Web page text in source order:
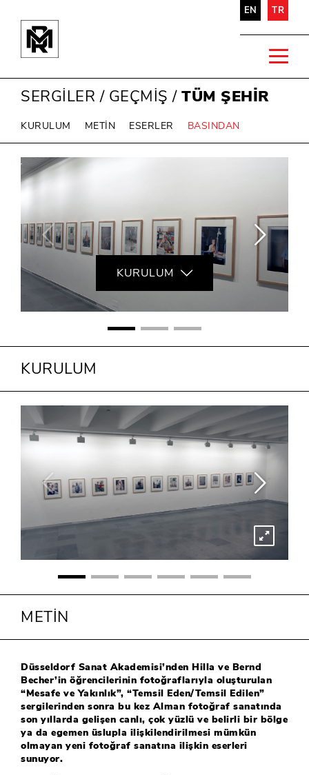
EN TR
SERGİLER / GEÇMİŞ / TÜM ŞEHİR
KURULUM METİN ESERLER BASINDAN
KURULUM
KURULUM
METİN
Düsseldorf Sanat Akademisi’nden Hilla ve Bernd
Becher’in öğrencilerinin fotoğraflarıyla oluşturulan
“Mesafe ve Yakınlık”, “Temsil Eden/Temsil Edilen”
sergilerinden sonra bu kez Alman fotoğraf sanatında
son yıllarda gelişen canlı, çok yüzlü ve belirli bir bölge
ya da egemen üslupla ilişkilendirilmesi mümkün
olmayan yeni fotoğraf sanatına ilişkin eserleri
sunuyor.